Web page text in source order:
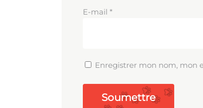
E-mail *
Enregistrer mon nom, mon